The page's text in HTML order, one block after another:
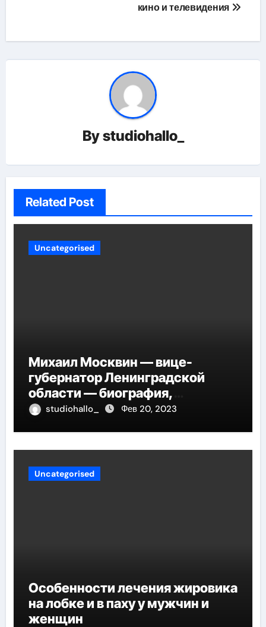
кино и телевидения
Bystudiohallo_
Related Post
Uncategorised
Михаил Москвин — вице-
губернатор Ленинградской
области — биография,
достижения и вклад в развитие
studiohallo_ Фев 20, 2023
Uncategorised
Особенности лечения жировика
на лобке и в паху у мужчин и
женщин